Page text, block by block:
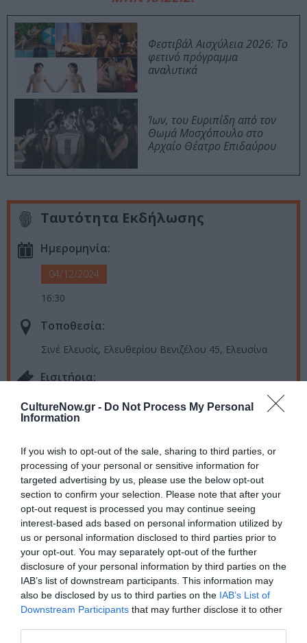
CultureNow.gr - Do Not Process My Personal
Information
If you wish to opt-out of the sale, sharing to third parties, or
processing of your personal or sensitive information for
targeted advertising by us, please use the below opt-out
section to confirm your selection. Please note that after your
opt-out request is processed you may continue seeing
interest-based ads based on personal information utilized by
us or personal information disclosed to third parties prior to
your opt-out. You may separately opt-out of the further
disclosure of your personal information by third parties on the
IAB’s list of downstream participants. This information may
also be disclosed by us to third parties on the IAB’s List of
Downstream Participants that may further disclose it to other
Φεστιβάλ Αισχύλεια 2026: Το
φετινό πρόγραμμα
αναλυτικά
Ίων, του Ευριπίδη από τον
Θωμά Μοσχόπουλο στο
Αρχαίο Θέατρο Επιδαύρου
Ταυτότητα Εκδήλωσης
Ημερομηνία:
04/12/2024
16:30
Τοποθεσία:
Σινέ Ελευσίς, Ελευθερίου Βενιζέλου 45, Ελευσίνα
Eισιτήρια:
Είσοδος ελεύθερη
2023eleusis.eu
Ακολουθήστε το Culturenow.gr στοGoogle Newsκαι
μάθετε πρώτοι όλες τις ειδήσεις
Δείτε όλα τατελευταία νέαγια την Τέχνη και τον
Πολιτισμό στοCulturenow.gr
Νέοι Διαγωνισμοί❯